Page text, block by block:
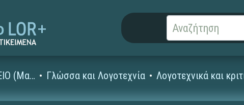
ΨΗΦΙΑΚΟ ΣΧΟΛΕΙΟ (Μαθησιακά Αντικείμενα) Γλώσσα και Λογοτεχνία